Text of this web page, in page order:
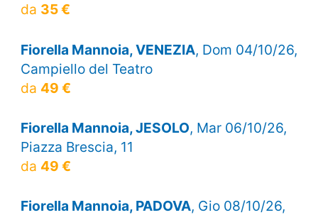
da 35 €
Fiorella Mannoia, VENEZIA, Dom 04/10/26,
Campiello del Teatro
da 49 €
Fiorella Mannoia, JESOLO, Mar 06/10/26,
Piazza Brescia, 11
da 49 €
Fiorella Mannoia, PADOVA, Gio 08/10/26,